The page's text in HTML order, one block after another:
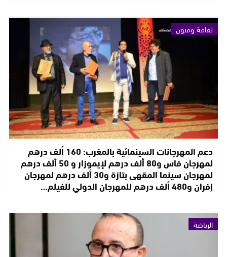
ثقافة وفنون
دعم المهرجانات السينمائية بالمغرب: 160 ألف درهم
لمهرجان فاس و80 ألف درهم لإيموزار و 50 ألف درهم
لمهرجان سينما المقهى بتازة و30 ألف درهم لمهرجان
إفران و480 ألف درهم للمهرجان الدولي للفيلم…
الرياضة